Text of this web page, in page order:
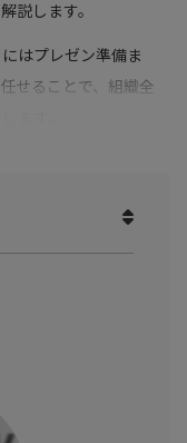
説します。
はプレゼン準備ま
せることで、組織全
ーをデモで公開。膨
定し、そのまま経営
の「プロンプトの4要
超高タイパ組織」へ